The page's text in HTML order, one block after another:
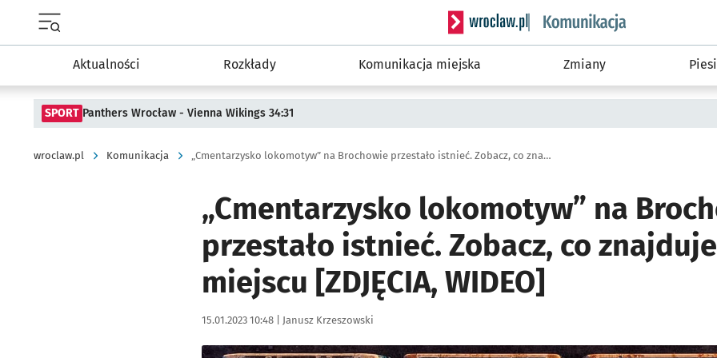
Serwis informacyjny wroclaw.pl podserwis:
Aktualności Rozkłady Komunikacja miejska Zmiany Piesi
SPORT Panthers Wrocław - Vienna Wikings 34:31
wroclaw.pl Komunikacja „Cmentarzysko lokomotyw” na Brochowie przestało istnieć. Zobacz, co znajduje się w tym miejscu [ZDJĘCIA, WIDEO]
„Cmentarzysko lokomotyw” na
przestało istnieć. Zobacz, co
miejscu [ZDJĘCIA, WIDEO]
Data publikacji:
15.01.2023 10:48 | Autor:
Janusz Krzeszowski
Kliknij, aby zobaczyć galerię
Kliknij, aby powiększyć